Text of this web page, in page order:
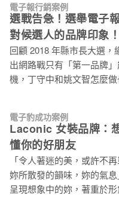
令人印像深刻的簽名檔： 1. Wisestamp（免費） Wisestamp 網
站 數位媒體行銷已經是當紅話題，很難不去提到社群網站，如
果可以在簽名檔裡能夠兼具
Facebook 粉絲專頁的最新
eBay上賣的最新商品，這
絡之中，很自然的就作到行銷。 2. Htmlsig（免費）
加入照片和社交按鈕，但
的。 因為是使用免費版的製作模式，網站並不會將簽名檔嵌入
在寄件者 Email 裡，所以小
電子報行銷案例
選戰告急！選舉電子
對候選人的品牌印象！
回顧 2018 年縣市長大選
出網路戰只有「第一品牌
機，丁守中和姚文智怎麼
做行銷，操刀的行銷人有沒有尚
候選人為例（多為藍綠兩
文哲、Power 錕李錫錕、
計各行銷工具使用次數：
哲、柯 P 新政、改變成真
有募資網站，不計入各市
電子豹成功案例
Laconic 女裝品牌：
懂你的好朋友
「令人著迷的美，或許不
妳所散發的韻味，妳的氣
呈現想象中的妳，著重於